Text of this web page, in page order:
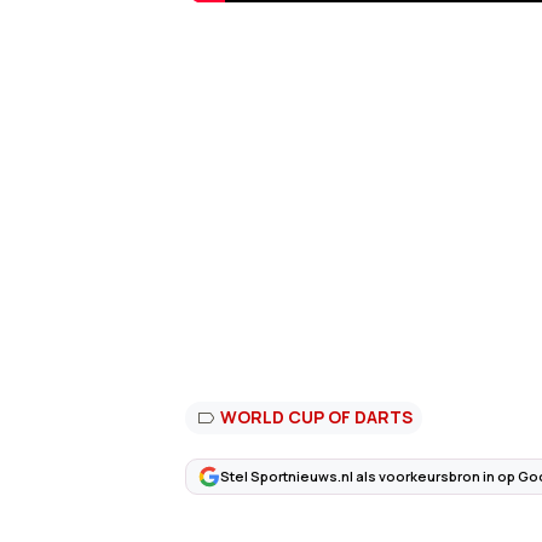
WORLD CUP OF DARTS
Stel Sportnieuws.nl als voorkeursbron in op